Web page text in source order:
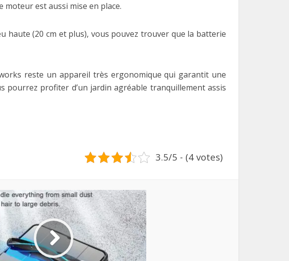
est aussi mise en place.
haute (20 cm et plus), vous pouvez trouver que la batterie
reste un appareil très ergonomique qui garantit une
pourrez profiter d’un jardin agréable tranquillement assis
3.5/5 - (4 votes)